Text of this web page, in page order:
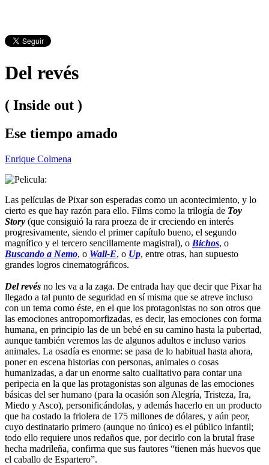
Del revés
( Inside out )
Ese tiempo amado
Enrique Colmena
Las películas de Pixar son esperadas como un acontecimiento, y lo
cierto es que hay razón para ello. Films como la trilogía de Toy
Story (que consiguió la rara proeza de ir creciendo en interés
progresivamente, siendo el primer capítulo bueno, el segundo
magnífico y el tercero sencillamente magistral), o Bichos, o
Buscando a Nemo, o Wall-E, o Up, entre otras, han supuesto
grandes logros cinematográficos.
Del revés no les va a la zaga. De entrada hay que decir que Pixar ha
llegado a tal punto de seguridad en sí misma que se atreve incluso
con un tema como éste, en el que los protagonistas no son otros que
las emociones antropomorfizadas, es decir, las emociones con forma
humana, en principio las de un bebé en su camino hasta la pubertad,
aunque también veremos las de algunos adultos e incluso varios
animales. La osadía es enorme: se pasa de lo habitual hasta ahora,
poner en escena historias con personas, animales o cosas
humanizadas, a dar un enorme salto cualitativo para contar una
peripecia en la que las protagonistas son algunas de las emociones
básicas del ser humano (para la ocasión son Alegría, Tristeza, Ira,
Miedo y Asco), personificándolas, y además hacerlo en un producto
que ha costado la friolera de 175 millones de dólares, y aún peor,
cuyo destinatario primero (aunque no único) es el público infantil;
todo ello requiere unos redaños que, por decirlo con la brutal frase
hecha madrileña, confirma que sus fautores “tienen más huevos que
el caballo de Espartero”.